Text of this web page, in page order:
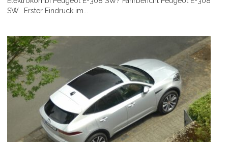
SW. Erster Eindruck im...